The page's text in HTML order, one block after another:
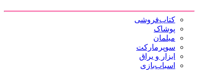
کتاب‌فروشی
پوشاک
مبلمان
سوپرمارکت
ابزار و یراق
اسباب‌بازی